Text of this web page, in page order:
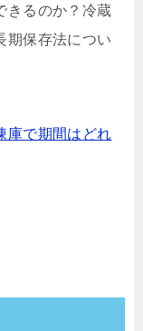
きるのか？冷蔵
期保存法につい
庫で期間はどれ